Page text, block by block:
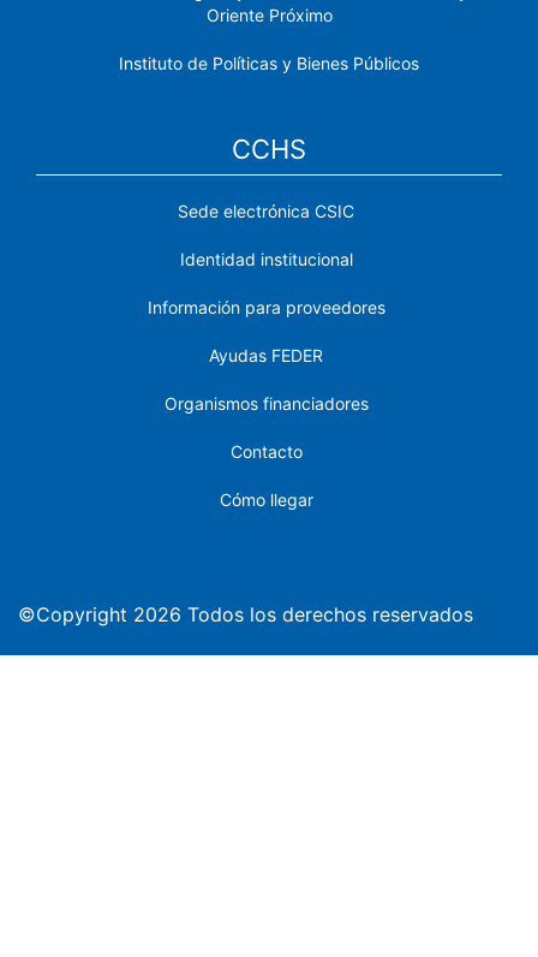
Oriente Próximo
Instituto de Políticas y Bienes Públicos
CCHS
Sede electrónica CSIC
Identidad institucional
Información para proveedores
Ayudas FEDER
Organismos financiadores
Contacto
Cómo llegar
©Copyright 2026 Todos los derechos reservados